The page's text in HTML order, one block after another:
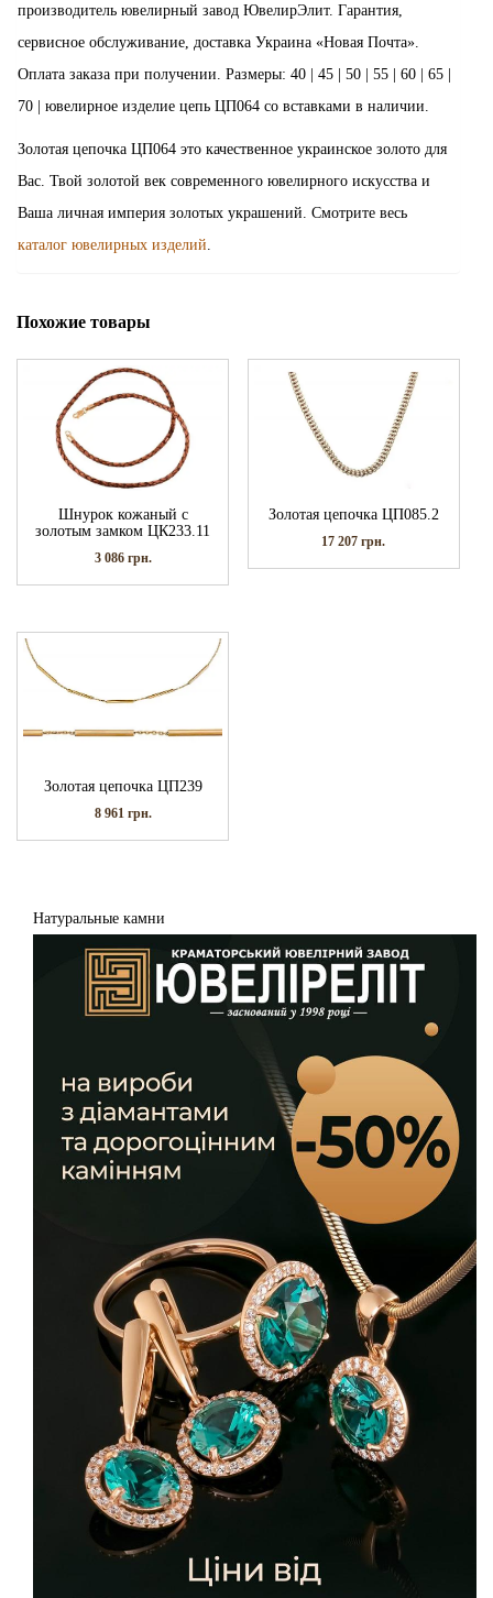
производитель ювелирный завод ЮвелирЭлит. Гарантия,
сервисное обслуживание, доставка Украина «Новая Почта».
Оплата заказа при получении. Размеры: 40 | 45 | 50 | 55 | 60 | 65 |
70 | ювелирное изделие цепь ЦП064 со вставками в наличии.
Золотая цепочка ЦП064 это качественное украинское золото для
Вас. Твой золотой век современного ювелирного искусства и
Ваша личная империя золотых украшений. Смотрите весь
каталог ювелирных изделий
Похожие товары
Шнурок кожаный с
золотым замком ЦК233.11
3 086 грн.
Золотая цепочка ЦП085.2
17 207грн.
Золотая цепочка ЦП239
8 961 грн.
Натуральные камни